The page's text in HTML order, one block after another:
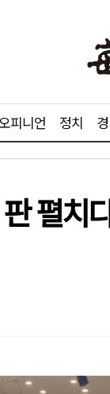
피니언 정치
펼치